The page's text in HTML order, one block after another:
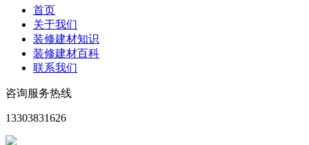
首页
关于我们
装修建材知识
装修建材百科
联系我们
咨询服务热线
13303831626